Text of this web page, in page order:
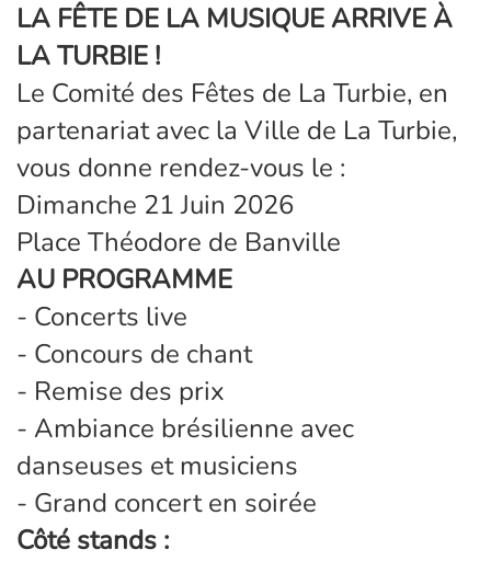
LA FÊTE DE LA MUSIQUE ARRIVE À
LA TURBIE !
Le Comité des Fêtes de La Turbie, en
partenariat avec la Ville de La Turbie,
vous donne rendez-vous le :
Dimanche 21 Juin 2026
Place Théodore de Banville
AU PROGRAMME
- Concerts live
- Concours de chant
- Remise des prix
- Ambiance brésilienne avec
danseuses et musiciens
- Grand concert en soirée
Côté stands :